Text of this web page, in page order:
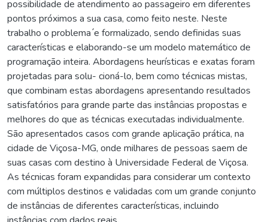
possibilidade de atendimento ao passageiro em diferentes
pontos próximos a sua casa, como feito neste. Neste
trabalho o problema ́e formalizado, sendo definidas suas
características e elaborando-se um modelo matemático de
programação inteira. Abordagens heurísticas e exatas foram
projetadas para solu- cioná-lo, bem como técnicas mistas,
que combinam estas abordagens apresentando resultados
satisfatórios para grande parte das instâncias propostas e
melhores do que as técnicas executadas individualmente.
São apresentados casos com grande aplicação prática, na
cidade de Viçosa-MG, onde milhares de pessoas saem de
suas casas com destino à Universidade Federal de Viçosa.
As técnicas foram expandidas para considerar um contexto
com múltiplos destinos e validadas com um grande conjunto
de instâncias de diferentes características, incluindo